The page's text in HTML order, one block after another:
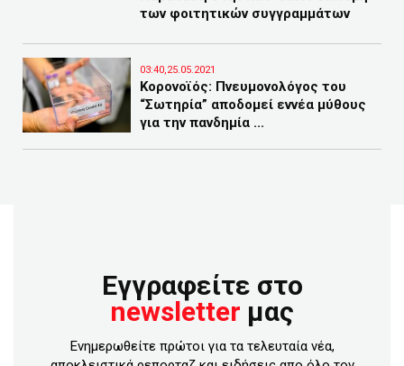
των φοιτητικών συγγραμμάτων
03:40,25.05.2021
Κορονοϊός: Πνευμονολόγος του
“Σωτηρία” αποδομεί εννέα μύθους
για την πανδημία ...
Εγγραφείτε στο
newsletter μας
Ενημερωθείτε πρώτοι για τα τελευταία νέα,